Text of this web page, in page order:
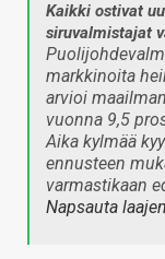
Kaikki ostivat
siruvalmistajat
markkinoita
arvioi
vuonna 9,5
Aika kylmää
ennusteen
varmastikaan
Napsauta